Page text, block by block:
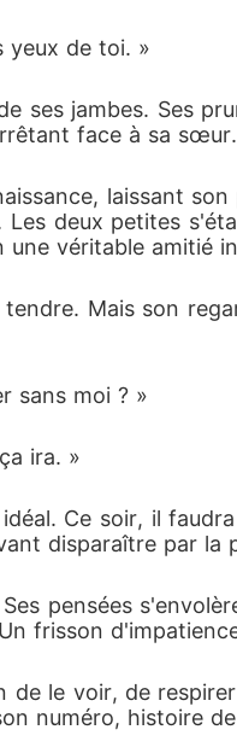
yeux de toi. »
ses jambes. Ses
face à sa sœur.
laissant son
deux petites
véritable amitié
Mais son
sans moi ? »
ira. »
Ce soir, il
disparaître par la
pensées
frisson
le voir, de
numéro, histoire